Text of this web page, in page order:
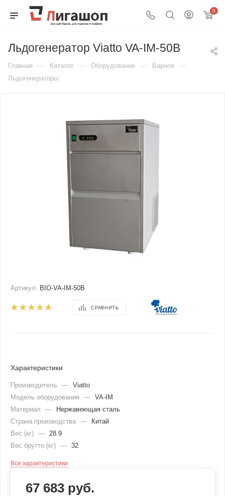
0
Льдогенератор Viatto VA-IM-50B
Главная — Каталог — Оборудование — Барное —
Льдогенераторы
Артикул: BIO-VA-IM-50B
СРАВНИТЬ
Характеристики
Производитель — Viatto
Модель оборудования
— VA-IM
Материал
—
Нержавеющая сталь
Страна производства —
Китай
Вес (кг) —
28.9
Вес брутто (кг) — 32
Все характеристики
67 683 руб.